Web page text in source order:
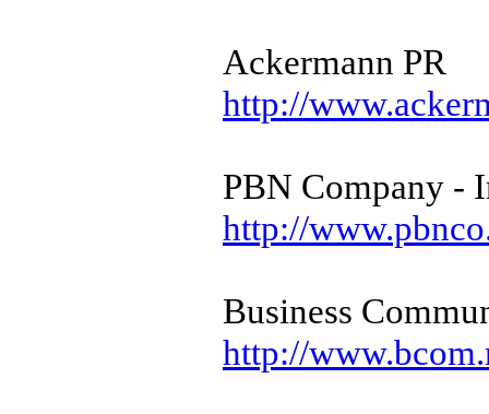
Ackermann PR
http://
PBN Company -
http://
Business
http://